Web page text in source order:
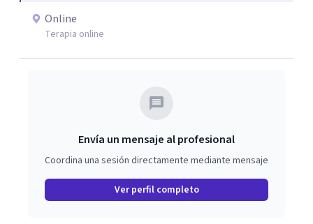
respetuoso, humano y orientado a generar un espacio de
Online
Terapia online
Envía un mensaje al profesional
Coordina una sesión directamente mediante mensaje
Ver perfil completo